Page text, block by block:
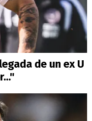
de un ex U